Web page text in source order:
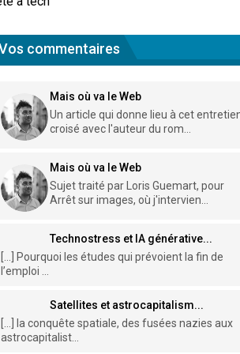
commentaires
Mais où va le Web
Un article qui donne lieu à cet
croisé avec l'auteur du rom...
Mais où va le Web
Sujet traité par Loris Guemart, pour
Arrêt sur images, où j'intervien...
Technostress et IA générative...
[…] Pourquoi les études qui prévoient la fin de
l’emploi ...
Satellites et astrocapitalism...
[…] la conquête spatiale, des fusées nazies aux
astrocapitalist...